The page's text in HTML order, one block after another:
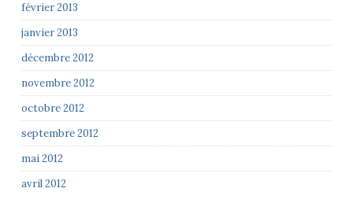
février 2013
janvier 2013
décembre 2012
novembre 2012
octobre 2012
septembre 2012
mai 2012
avril 2012